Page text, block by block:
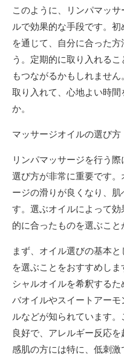
このように、リンパマッ
ルで効果的な手段です。
を通じて、自分に合った
う。定期的に取り入れる
もつながるかもしれませ
取り入れて、心地よい時
か。
マッサージオイルの選び方
リンパマッサージを行う
選び方が非常に重要です
ージの滑りが良くなり、
す。選ぶオイルによって
的に合ったものを選ぶこと
まず、オイル選びの基本
を選ぶことをおすすめし
シャルオイルを希釈する
バオイルやスイートアー
ルなどが知られています
良好で、アレルギー反応
感肌の方には特に、低刺